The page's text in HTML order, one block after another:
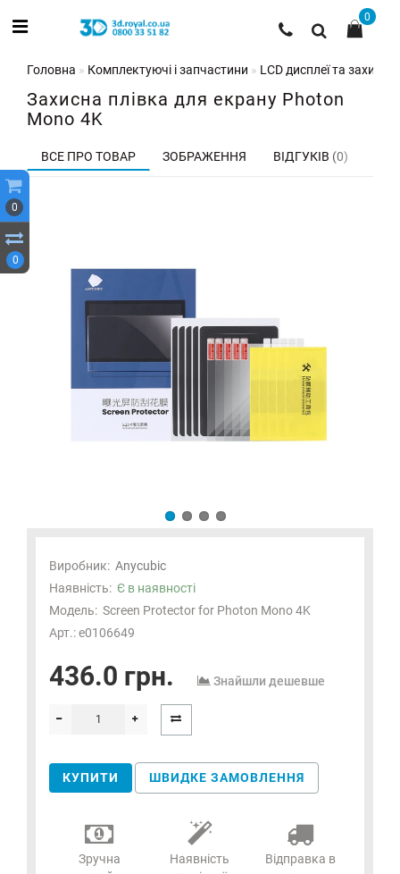
0
0
0
Головна Комплектуючі і запчастини LCD дисплеї та захисні
Захисна плівка для екрану Photon
Mono 4K
ВСЕ ПРО ТОВАР ЗОБРАЖЕННЯ ВІДГУКІВ (0)
Виробник: Anycubic
Наявність: Є в наявності
Модель: Screen Protector for Photon Mono 4K
Арт.: e0106649
436.0 грн. Знайшли дешевше
КУПИТИ ШВИДКЕ ЗАМОВЛЕННЯ
Зручна
Наявність
Відправка в